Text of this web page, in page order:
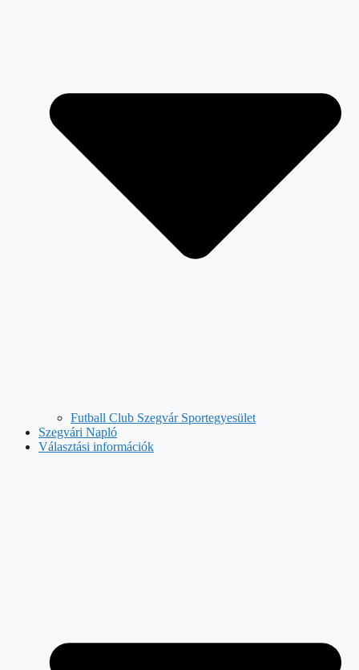
Futball Club Szegvár Sportegyesület
Szegvári Napló
Választási információk